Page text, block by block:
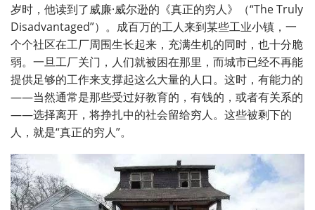
岁时，他读到了威廉·威尔逊的《真正的穷人》（“The Truly
Disadvantaged”）。成百万的工人来到某些工业小镇，一
个个社区在工厂周围生长起来，充满生机的同时，也十分脆
弱。一旦工厂关门，人们就被困在那里，而城市已经不再能
提供足够的工作来支撑起这么大量的人口。这时，有能力的
——当然通常是那些受过好教育的，有钱的，或者有关系的
——选择离开，将挣扎中的社会留给穷人。这些被剩下的
人，就是“真正的穷人”。